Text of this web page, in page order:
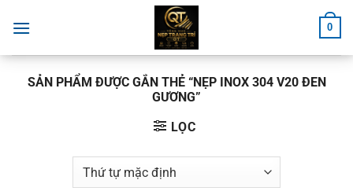
đến
0
SẢN PHẨM ĐƯỢC GẮN THẺ “NẸP INOX 304 V20 ĐEN
GƯƠNG”
LỌC